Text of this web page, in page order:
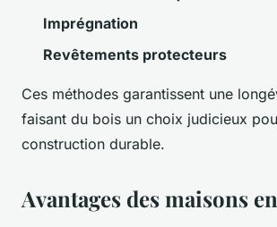
Imprégnation
Revêtements protecteurs
Ces méthodes garantissent une
faisant du bois un choix judicieux
construction durable.
Avantages des maisons